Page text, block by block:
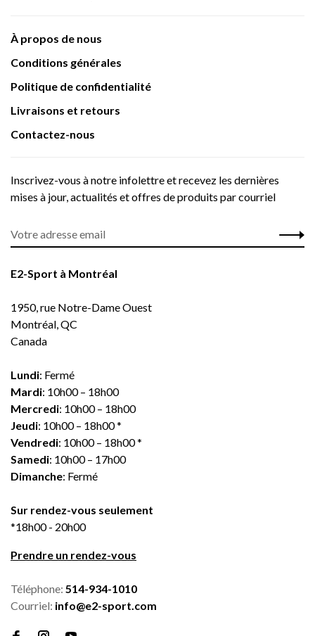
À propos de nous
Conditions générales
Politique de confidentialité
Livraisons et retours
Contactez-nous
Inscrivez-vous à notre infolettre et recevez les dernières
mises à jour, actualités et offres de produits par courriel
E2-Sport à Montréal
1950, rue Notre-Dame Ouest
Montréal, QC
Canada
Lundi: Fermé
Mardi: 10h00 – 18h00
Mercredi: 10h00 – 18h00
Jeudi: 10h00 – 18h00 *
Vendredi: 10h00 – 18h00 *
Samedi: 10h00 – 17h00
Dimanche: Fermé
Sur rendez-vous seulement
*18h00 - 20h00
Prendre un rendez-vous
Téléphone: 514-934-1010
Courriel: info@e2-sport.com